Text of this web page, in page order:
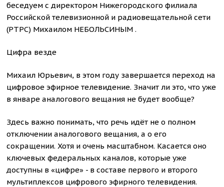
беседуем с директором Нижегородского филиала
Российской телевизионной и радиовещательной сети
(РТРС) Михаилом НЕБОЛЬСИНЫМ .
Цифра везде
Михаил Юрьевич, в этом году завершается переход на
цифровое эфирное телевидение. Значит ли это, что уже
в январе аналогового вещания не будет вообще?
Здесь важно понимать, что речь идёт не о полном
отключении аналогового вещания, а о его
сокращении. Хотя и очень масштабном. Касается оно
ключевых федеральных каналов, которые уже
доступны в «цифре» - в составе первого и второго
мультиплексов цифрового эфирного телевидения.